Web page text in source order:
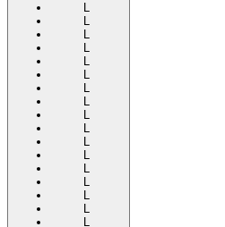
L
L
L
L
L
L
L
L
L
L
L
L
L
L
L
L
L